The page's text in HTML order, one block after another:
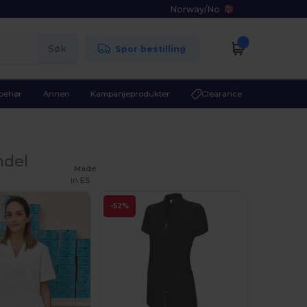
Norway/No
Søk Spor bestilling
Annen Kampanjeprodukter Clearance
-52%
Made
in ES